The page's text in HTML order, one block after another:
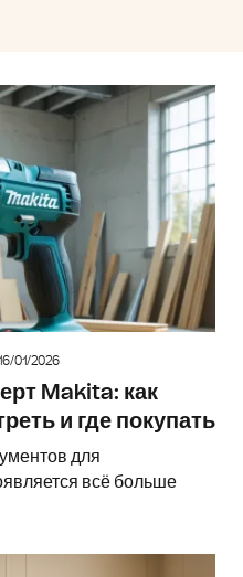
01/2026
Makita: как
и где покупать
для
всё больше